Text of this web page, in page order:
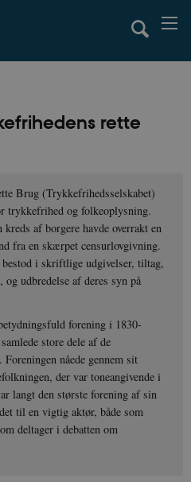
rette
Brug (Trykkefrihedsselskabet)
trykkefrihed og folkeoplysning.
af borgere havde overrakt en
fra en skærpet censurlovgivning.
i skriftlige udgivelser, tiltag,
udbredelse af deres syn på
forening i 1830-
store dele af de
nåede gennem sit
der var toneangivende i
langt den største forening af sin
til en vigtig aktør, både som
deltager i debatten om